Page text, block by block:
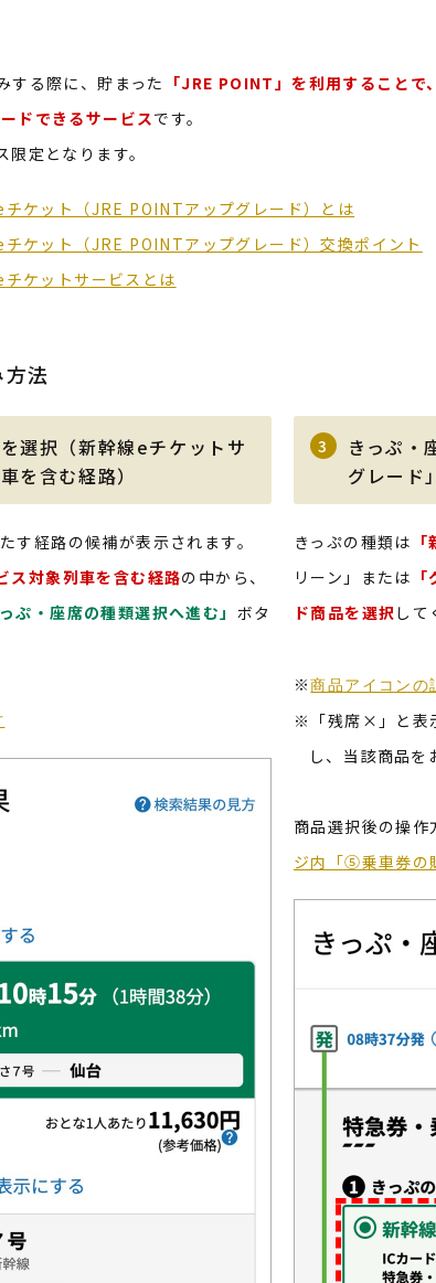
する際に、貯まった 「JRE POINT」を利用すること
ドできるサービスです。
定となります。
チケット（JRE POINTアップグレード）とは
チケット（JRE POINTアップグレード）交換ポイント
チケットサービスとは
法
選択（新幹線eチケットサ
を含む経路）
経路の候補が表示されます。
ス対象列車を含む経路の中から、
っぷ・座席の種類選択へ進む」 ボタ
3
きっぷ・
グレード
きっぷの種類は
リーン」または
ド商品を選択 して
※商品アイコンの
※「残席×」と表
し、当該商品を
商品選択後の操作
ジ内「⑤乗車券の